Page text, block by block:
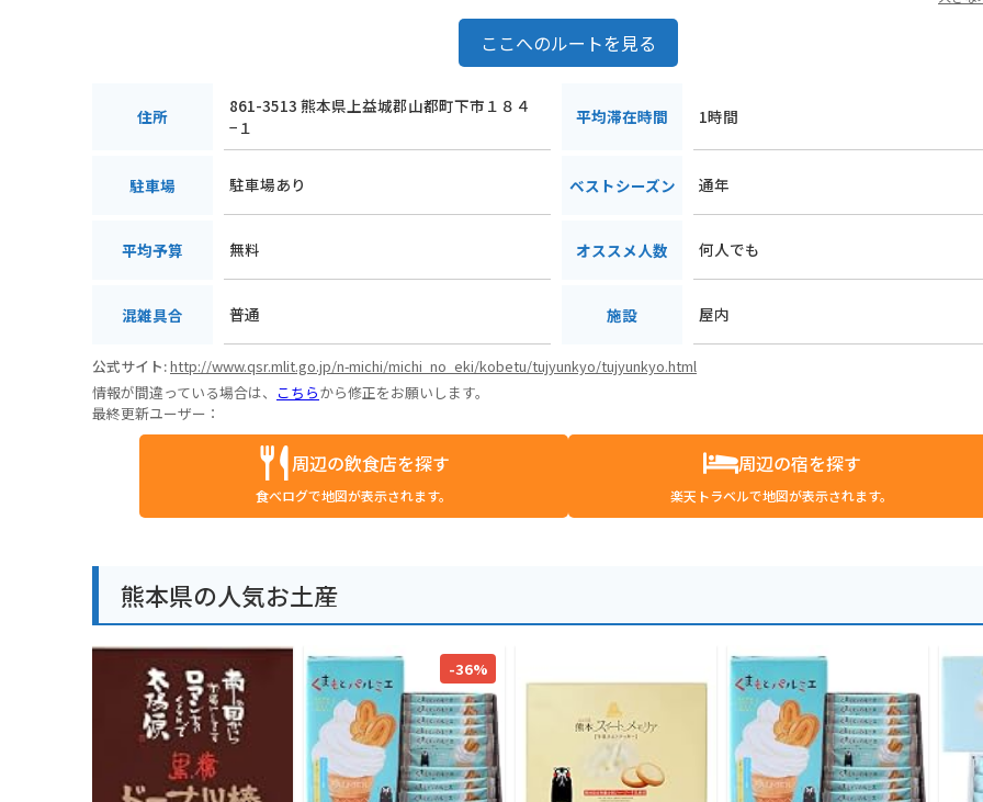
ここへのルートを見る
住所
861-3513 熊本県上益城郡山都町下市１８４
−１
平均滞在時間 1時間
駐車場 駐車場あり ベストシーズン 通年
平均予算 無料 オススメ人数 何人でも
混雑具合 普通 施設 屋内
公式サイト:http://www.qsr.mlit.go.jp/n-michi/michi_no_eki/kobetu/tujyunkyo/tujyunkyo.html
情報が間違っている場合は、 こちらから修正をお願いします。
最終更新ユーザー：
周辺の飲食店を探す
食べログで地図が表示されます。
周辺の宿を探す
楽天トラベルで地図が表示されます。
熊本県の人気お土産
-36%